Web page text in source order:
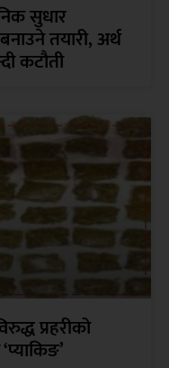
सुधार
तयारी, अर्थ
कटौती
प्रहरीको